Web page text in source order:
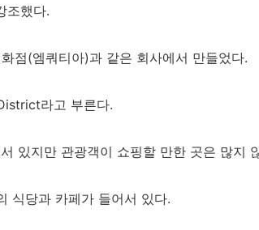
조했다.
점(엠쿼티아)과 같은 회사에서 만들었다.
라고 부른다.
있지만 관광객이 쇼핑할 만한 곳은 많지
식당과 카페가 들어서 있다.